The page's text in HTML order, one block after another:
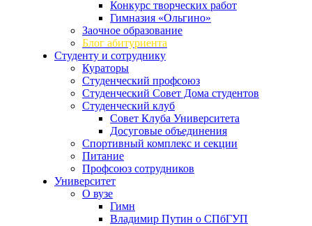
Конкурс творческих работ
Гимназия «Ольгино»
Заочное образование
Блог абитуриента
Студенту и сотруднику
Кураторы
Студенческий профсоюз
Студенческий Совет Дома студентов
Студенческий клуб
Совет Клуба Университета
Досуговые объединения
Спортивный комплекс и секции
Питание
Профсоюз сотрудников
Университет
О вузе
Гимн
Владимир Путин о СПбГУП